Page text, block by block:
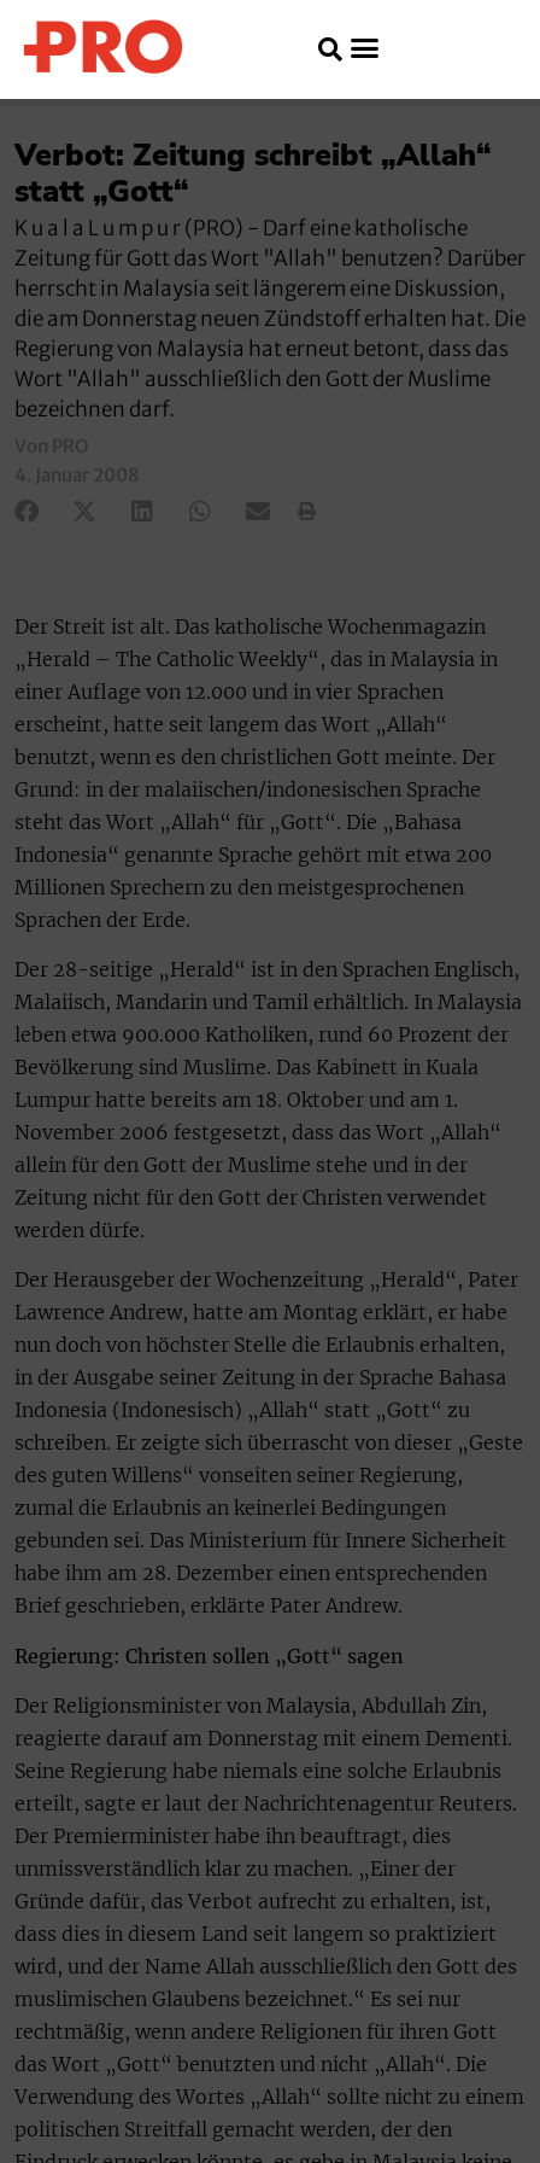
Verbot: Zeitung schreibt „Allah“
statt „Gott“
K u a l a L u m p u r (PRO) - Darf eine katholische
Zeitung für Gott das Wort "Allah" benutzen? Darüber
herrscht in Malaysia seit längerem eine Diskussion,
die am Donnerstag neuen Zündstoff erhalten hat. Die
Regierung von Malaysia hat erneut betont, dass das
Wort "Allah" ausschließlich den Gott der Muslime
bezeichnen darf.
Von PRO
4. Januar 2008
Der Streit ist alt. Das katholische Wochenmagazin
„Herald – The Catholic Weekly“, das in Malaysia in
einer Auflage von 12.000 und in vier Sprachen
erscheint, hatte seit langem das Wort „Allah“
benutzt, wenn es den christlichen Gott meinte. Der
Grund: in der malaiischen/indonesischen Sprache
steht das Wort „Allah“ für „Gott“. Die „Bahasa
Indonesia“ genannte Sprache gehört mit etwa 200
Millionen Sprechern zu den meistgesprochenen
Sprachen der Erde.
Der 28-seitige „Herald“ ist in den Sprachen Englisch,
Malaiisch, Mandarin und Tamil erhältlich. In Malaysia
leben etwa 900.000 Katholiken, rund 60 Prozent der
Bevölkerung sind Muslime. Das Kabinett in Kuala
Lumpur hatte bereits am 18. Oktober und am 1.
November 2006 festgesetzt, dass das Wort „Allah“
allein für den Gott der Muslime stehe und in der
Zeitung nicht für den Gott der Christen verwendet
werden dürfe.
Der Herausgeber der Wochenzeitung „Herald“, Pater
Lawrence Andrew, hatte am Montag erklärt, er habe
nun doch von höchster Stelle die Erlaubnis erhalten,
in der Ausgabe seiner Zeitung in der Sprache Bahasa
Indonesia (Indonesisch) „Allah“ statt „Gott“ zu
schreiben. Er zeigte sich überrascht von dieser „Geste
des guten Willens“ vonseiten seiner Regierung,
zumal die Erlaubnis an keinerlei Bedingungen
gebunden sei. Das Ministerium für Innere Sicherheit
habe ihm am 28. Dezember einen entsprechenden
Brief geschrieben, erklärte Pater Andrew.
Regierung: Christen sollen „Gott“ sagen
Der Religionsminister von Malaysia, Abdullah Zin,
reagierte darauf am Donnerstag mit einem Dementi.
Seine Regierung habe niemals eine solche Erlaubnis
erteilt, sagte er laut der Nachrichtenagentur Reuters.
Der Premierminister habe ihn beauftragt, dies
unmissverständlich klar zu machen. „Einer der
Gründe dafür, das Verbot aufrecht zu erhalten, ist,
dass dies in diesem Land seit langem so praktiziert
wird, und der Name Allah ausschließlich den Gott des
muslimischen Glaubens bezeichnet.“ Es sei nur
rechtmäßig, wenn andere Religionen für ihren Gott
das Wort „Gott“ benutzten und nicht „Allah“. Die
Verwendung des Wortes „Allah“ sollte nicht zu einem
politischen Streitfall gemacht werden, der den